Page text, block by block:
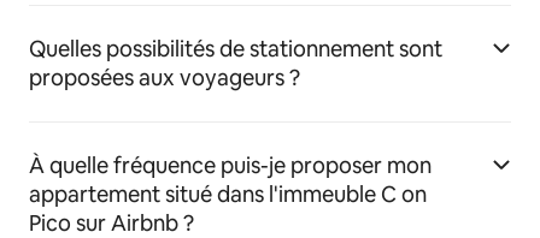
Quelles possibilités de stationnement sont
proposées aux voyageurs ?
À quelle fréquence puis-je proposer mon
appartement situé dans l'immeuble C on
Pico sur Airbnb ?